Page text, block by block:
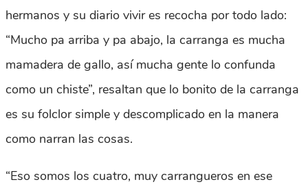
hermanos y su diario vivir es recocha por todo lado:
“Mucho pa arriba y pa abajo, la carranga es mucha
mamadera de gallo, así mucha gente lo confunda
como un chiste”, resaltan que lo bonito de la carranga
es su folclor simple y descomplicado en la manera
como narran las cosas.
“Eso somos los cuatro, muy carrangueros en ese